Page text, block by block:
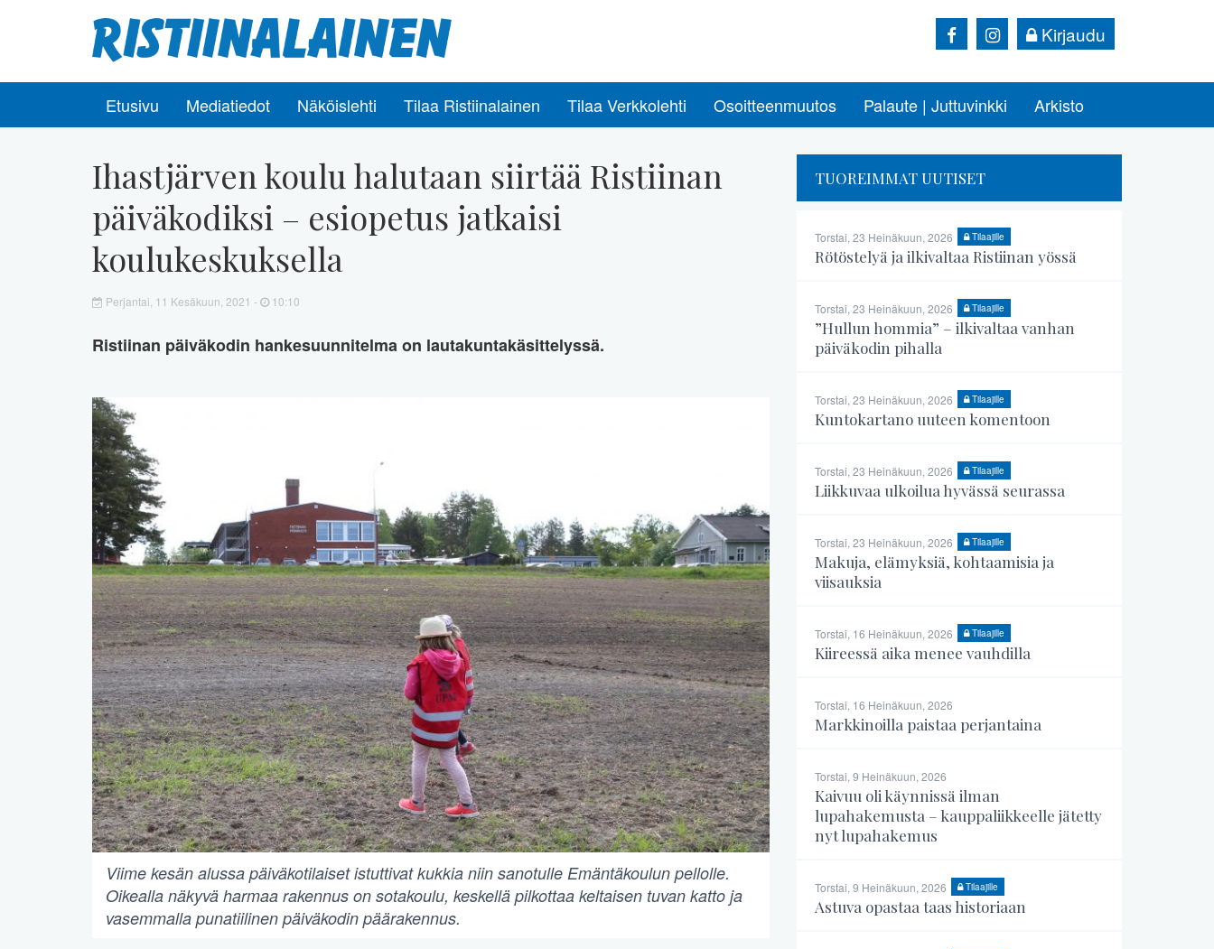
Kirjaudu
Etusivu Mediatiedot Näköislehti Tilaa Ristiinalainen Tilaa Verkkolehti Osoitteenmuutos Palaute | Juttuvinkki Arkisto
Ihastjärven koulu halutaan siirtää Ristiinan
päiväkodiksi – esiopetus jatkaisi
koulukeskuksella
Perjantai, 11 Kesäkuun, 2021 - 10:10
Ristiinan päiväkodin hankesuunnitelma on lautakuntakäsittelyssä.
Viime kesän alussa päiväkotilaiset istuttivat kukkia niin sanotulle Emäntäkoulun pellolle.
Oikealla näkyvä harmaa rakennus on sotakoulu, keskellä pilkottaa keltaisen tuvan katto ja
vasemmalla punatiilinen päiväkodin päärakennus.
TUOREIMMAT UUTISET
Torstai, 23 Heinäkuun, 2026 Tilaajille
Rötöstelyä ja ilkivaltaa Ristiinan yössä
Torstai, 23 Heinäkuun, 2026 Tilaajille
”Hullun hommia” – ilkivaltaa vanhan
päiväkodin pihalla
Torstai, 23 Heinäkuun, 2026 Tilaajille
Kuntokartano uuteen komentoon
Torstai, 23 Heinäkuun, 2026 Tilaajille
Liikkuvaa ulkoilua hyvässä seurassa
Torstai, 23 Heinäkuun, 2026 Tilaajille
Makuja, elämyksiä, kohtaamisia ja
viisauksia
Torstai, 16 Heinäkuun, 2026 Tilaajille
Kiireessä aika menee vauhdilla
Torstai, 16 Heinäkuun, 2026
Markkinoilla paistaa perjantaina
Torstai, 9 Heinäkuun, 2026
Kaivuu oli käynnissä ilman
lupahakemusta – kauppaliikkeelle jätetty
nyt lupahakemus
Torstai, 9 Heinäkuun, 2026 Tilaajille
Astuva opastaa taas historiaan